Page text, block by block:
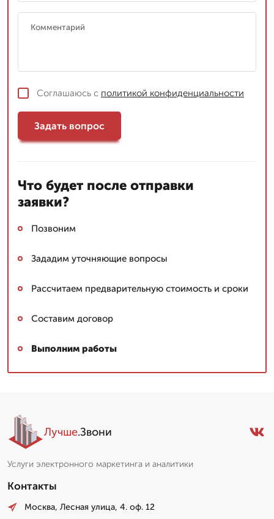
Соглашаюсь с политикой конфиденциальности
Задать вопрос
Что будет после отправки
заявки?
Позвоним
Зададим уточняющие вопросы
Рассчитаем предварительную стоимость и сроки
Составим договор
Выполним работы
Лучше.Звони
Услуги электронного маркетинга и аналитики
Контакты
Москва, Лесная улица, 4. оф. 12